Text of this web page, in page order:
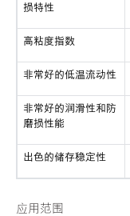
损特性
高粘度指数
非常好的低温流动性
非常好的润滑性和防
磨损性能
出色的储存稳定性
应用范围